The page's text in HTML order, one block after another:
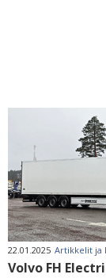
22.01.2025 Artikkelit ja
Volvo FH